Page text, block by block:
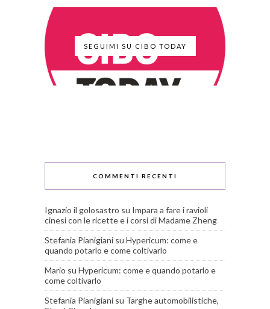
SEGUIMI SU CIBO TODAY
COMMENTI RECENTI
Ignazio il golosastro su Impara a fare i ravioli
cinesi con le ricette e i corsi di Madame Zheng
Stefania Pianigiani su Hypericum: come e
quando potarlo e come coltivarlo
Mario su Hypericum: come e quando potarlo e
come coltivarlo
Stefania Pianigiani su Targhe automobilistiche,